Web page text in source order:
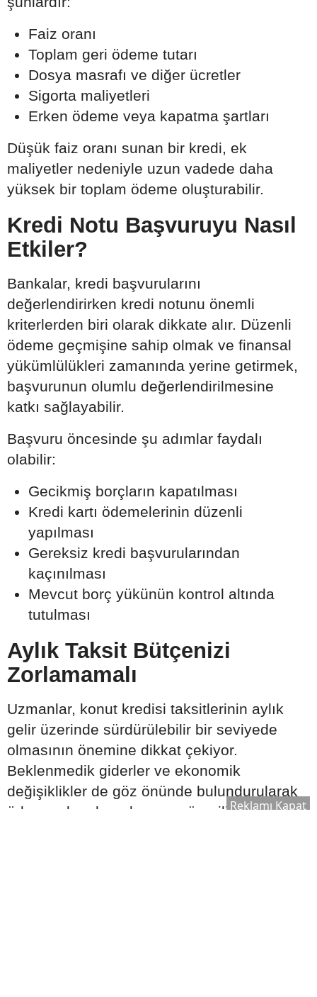
Faiz oranı
Toplam geri ödeme tutarı
Dosya masrafı ve diğer ücretler
Sigorta maliyetleri
Erken ödeme veya kapatma şartları
Düşük faiz oranı sunan bir kredi, ek
maliyetler nedeniyle uzun vadede daha
yüksek bir toplam ödeme oluşturabilir.
Kredi Notu Başvuruyu Nasıl
Etkiler?
Bankalar, kredi başvurularını
değerlendirirken kredi notunu önemli
kriterlerden biri olarak dikkate alır. Düzenli
ödeme geçmişine sahip olmak ve finansal
yükümlülükleri zamanında yerine getirmek,
başvurunun olumlu değerlendirilmesine
katkı sağlayabilir.
Başvuru öncesinde şu adımlar faydalı
olabilir:
Gecikmiş borçların kapatılması
Kredi kartı ödemelerinin düzenli
yapılması
Gereksiz kredi başvurularından
kaçınılması
Mevcut borç yükünün kontrol altında
tutulması
Aylık Taksit Bütçenizi
Zorlamamalı
Uzmanlar, konut kredisi taksitlerinin aylık
gelir üzerinde sürdürülebilir bir seviyede
olmasının önemine dikkat çekiyor.
Beklenmedik giderler ve ekonomik
değişiklikler de göz önünde bulundurularak
ödeme planı hazırlanması öneriliyor.Reklamı Kapat